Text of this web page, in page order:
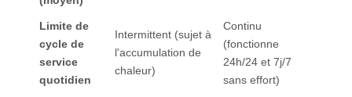
Limite de
cycle de
service
quotidien
Intermittent (sujet à
l'accumulation de
chaleur)
Continu
(fonctionne
24h/24 et 7j/7
sans effort)